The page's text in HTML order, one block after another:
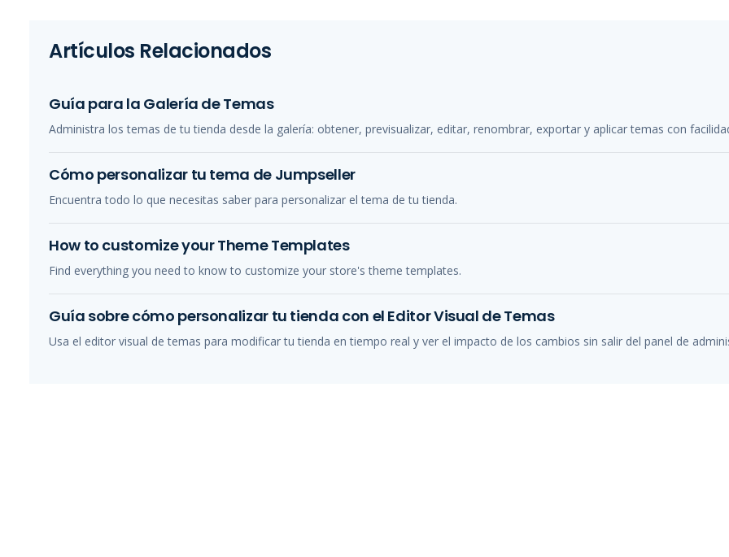
Artículos Relacionados
Guía para la Galería de Temas
Administra los temas de tu tienda desde la galería: obtener, previsualizar, editar, renombrar, exportar y aplicar temas con
Cómo personalizar tu tema de Jumpseller
Encuentra todo lo que necesitas saber para personalizar el tema de tu tienda.
How to customize your Theme Templates
Find everything you need to know to customize your store's theme templates.
Guía sobre cómo personalizar tu tienda con el Editor Visual de Temas
Usa el editor visual de temas para modificar tu tienda en tiempo real y ver el impacto de los cambios sin salir del panel de